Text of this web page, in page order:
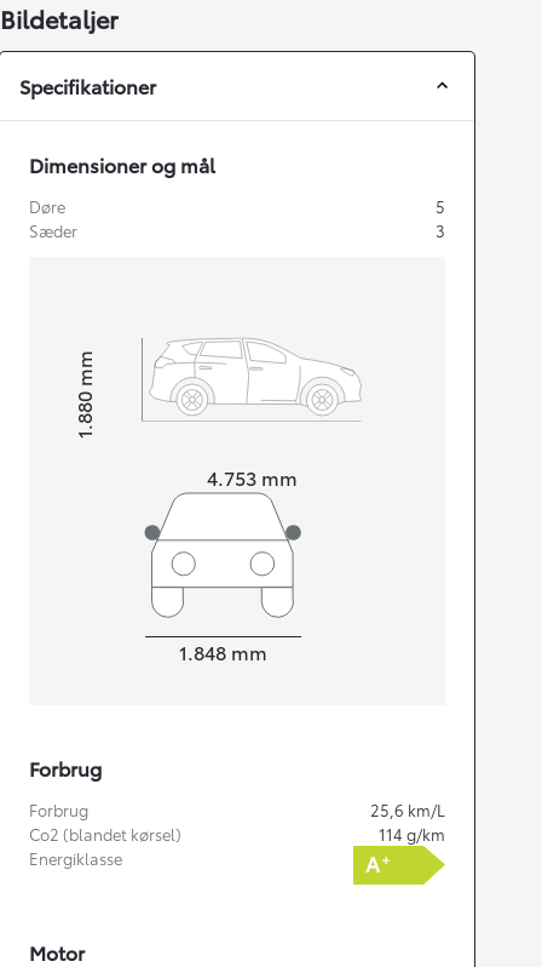
Bildetaljer
Specifikationer
Dimensioner og mål
Døre
5
Sæder
3
4.753 mm
Højt1.880
mm
1.848 mm
Forbrug
Forbrug 25,6 km/L
Co2 (blandet kørsel)
114 g/km
Energiklasse
Motor